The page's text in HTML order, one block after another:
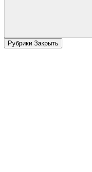
Рубрики Закрыть